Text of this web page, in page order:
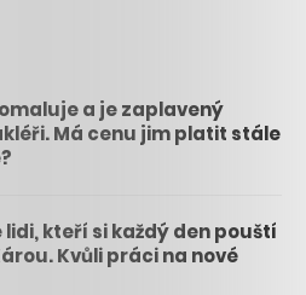
a je zaplavený
Má cenu jim platit stále
kteří si každý den pouští
Kvůli práci na nové